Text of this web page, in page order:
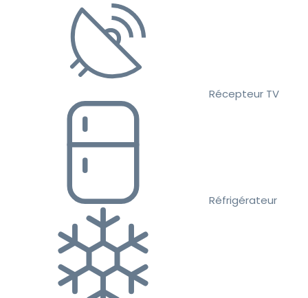
Récepteur TV
Réfrigérateur